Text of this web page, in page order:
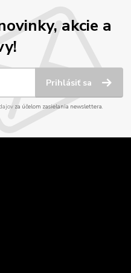
akcie a
Prihlásiť sa
za účelom zasielania newslettera.